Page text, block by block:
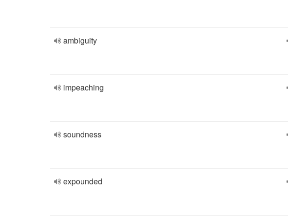
ambiguity
impeaching
soundness
expounded